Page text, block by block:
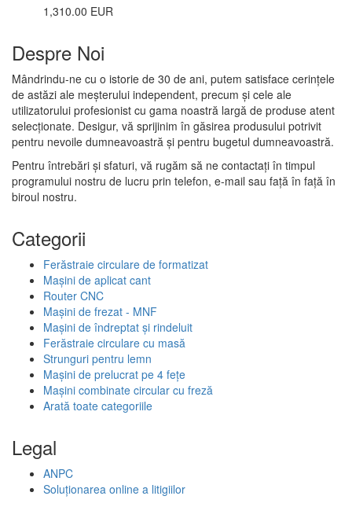
1,310.00 EUR
Despre Noi
Mândrindu-ne cu o istorie de 30 de ani, putem satisface cerințele
de astăzi ale meșterului independent, precum și cele ale
utilizatorului profesionist cu gama noastră largă de produse atent
selecționate. Desigur, vă sprijinim în găsirea produsului potrivit
pentru nevoile dumneavoastră și pentru bugetul dumneavoastră.
Pentru întrebări și sfaturi, vă rugăm să ne contactați în timpul
programului nostru de lucru prin telefon, e-mail sau față în față în
biroul nostru.
Categorii
Ferăstraie circulare de formatizat
Mașini de aplicat cant
Router CNC
Mașini de frezat - MNF
Mașini de îndreptat și rindeluit
Ferăstraie circulare cu masă
Strunguri pentru lemn
Mașini de prelucrat pe 4 fețe
Mașini combinate circular cu freză
Arată toate categoriile
Legal
ANPC
Soluționarea online a litigiilor